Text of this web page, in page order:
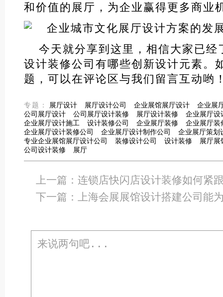
和价值的展厅，为企业赢得更多商业
今天就分享到这里，相信大家已经
设计装修公司有哪些创新设计元素。
题，可以在评论区与我们留言互动哟
专题： 展厅设计 展厅设计公司 企业展馆展厅设计
企业展
公司展厅设计
公司展厅设计装修 展厅设计装修
企业展厅设
企业展厅设计施工
设计装修公司 企业展厅装修
企业展厅装
企业展厅设计装修公司
企业展厅设计制作公司
企业展厅策划
专业企业展馆展厅设计公司
装修设计公司 设计装修
展厅展
公司设计装修
展厅
上一篇：连锁店快闪店设计装修如何紧
下一篇：
上海会展展馆设计搭建公司能